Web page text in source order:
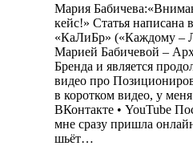
Мария
кейс!» Статья написана
«КаЛиБр» («Каждому –
Марией Бабичевой –
Бренда и является
видео про
в коротком видео, у
ВКонтакте • YouTube
мне сразу пришла
шьёт…